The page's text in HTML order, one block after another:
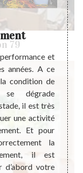
79
et
années. A ce
condition de
se dégrade
il est très
une activité
Et pour
la
il est
d’abord votre